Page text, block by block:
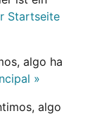
Startseite
algo ha
»
algo